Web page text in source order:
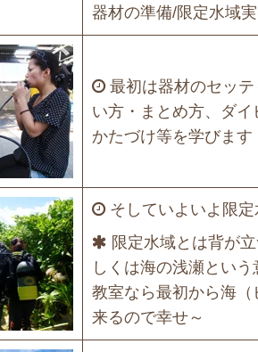
器材の準備/限定水域
最初は器材のセッ
い方・まとめ方、ダ
かたづけ等を学びます
そしていよいよ限定
限定水域とは背が
しくは海の浅瀬とい
教室なら最初から海
来るので幸せ～